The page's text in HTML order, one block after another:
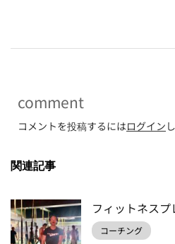
comment
コメントを投稿するにはログイン
関連記事
フィットネス
コーチング